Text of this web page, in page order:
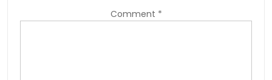
Comment *